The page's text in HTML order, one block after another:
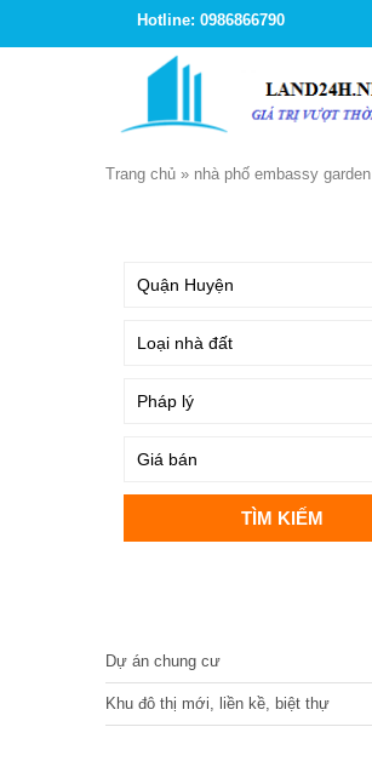
Hotline: 0986866790
Trang chủ » nhà phố embassy garden
Dự án chung cư
Khu đô thị mới, liền kề, biệt thự